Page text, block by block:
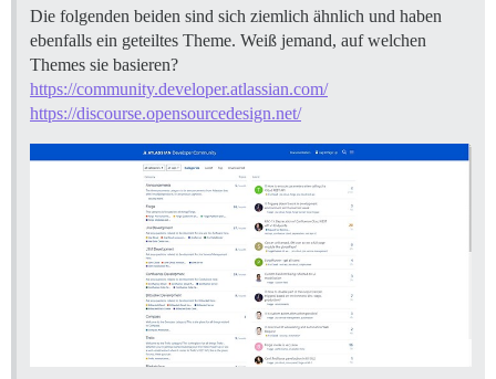
Die folgenden beiden sind sich ziemlich ähnlich und haben
ebenfalls ein geteiltes Theme. Weiß jemand, auf welchen
Themes sie basieren?
https://community.developer.atlassian.com/
https://discourse.opensourcedesign.net/